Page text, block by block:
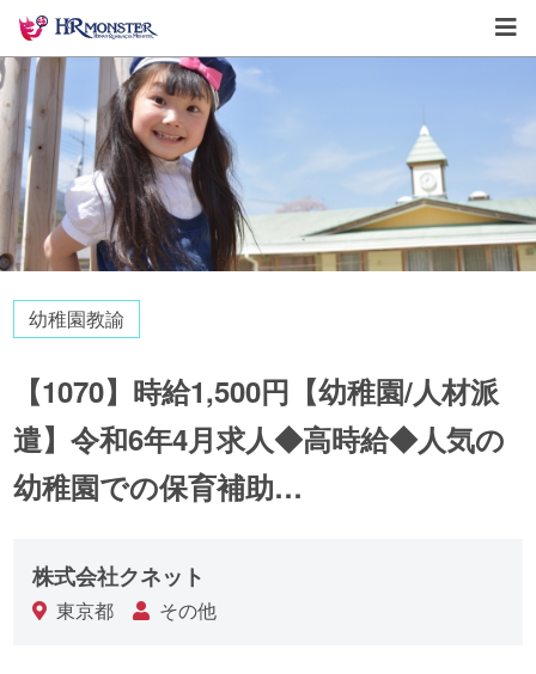
幼稚園教諭
【1070】時給1,500円【幼稚園/人材派
遣】令和6年4月求人◆高時給◆人気の
幼稚園での保育補助…
株式会社クネット
東京都 その他